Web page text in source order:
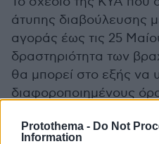
Protothema - Do Not
Information
άτυπης διαβούλευσης
αγοράς έως τις 25
δραστηριότητα των
θα μπορεί στο εξής να
διαφοροποιημένους
ανάλογα με την
κάθε περιοχή, τα